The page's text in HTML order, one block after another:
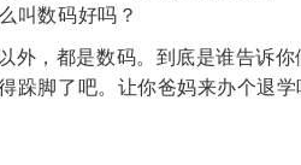
叫数码好吗？
外，都是数码。到底是谁告诉
跺脚了吧。让你爸妈来办个退学